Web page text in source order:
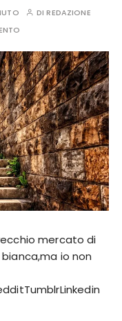
DIREDAZIONE
mercato di
io non